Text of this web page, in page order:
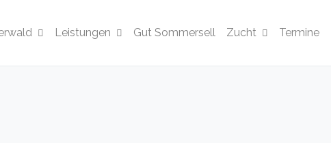
Leistungen Gut Sommersell Zucht Termine